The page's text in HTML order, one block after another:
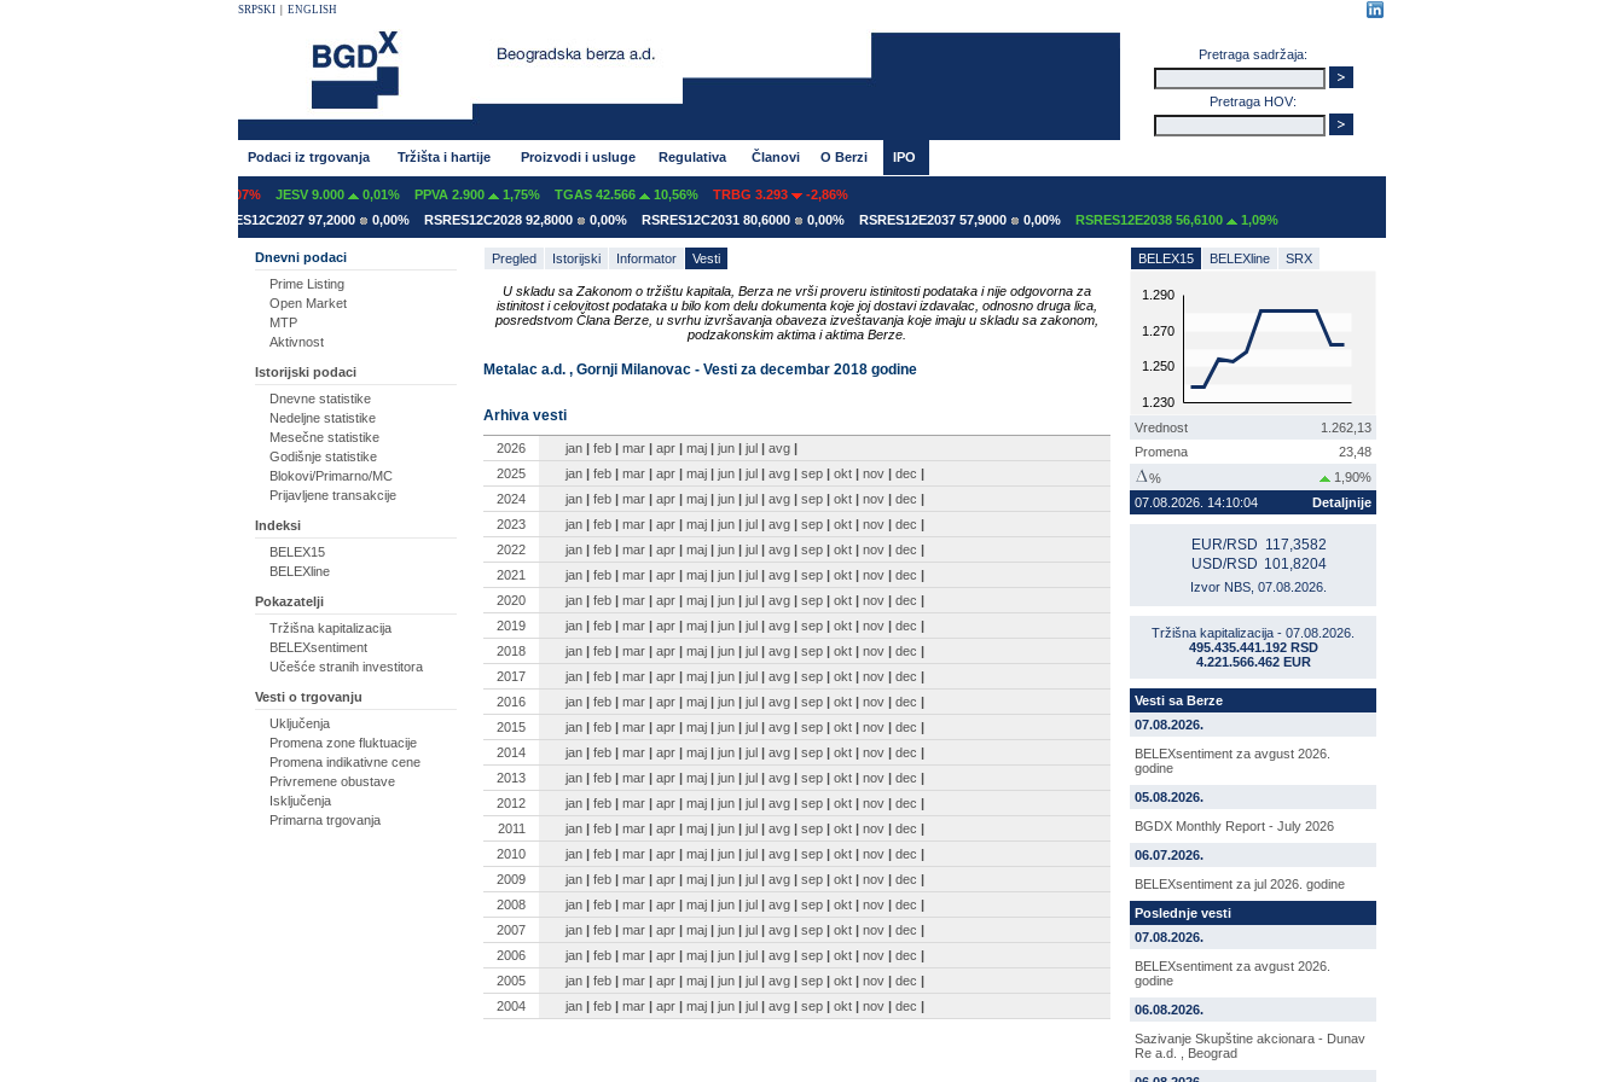
SRPSKI ENGLISH
Pretraga sadržaja:
Pretraga HOV:
Podaci iz trgovanja Tržišta i hartije Proizvodi i usluge Regulativa Članovi O Berzi IPO
-0,07% JESV 9.000 0,01% PPVA 2.900 1,75% TGAS 42.566 10,56% TRBG 3.293
-2,86%
RSRES12C2027 97,2000 0,00% RSRES12C2028 92,8000 0,00% RSRES12C2031 80,6000 0,00% RSRES12E2037 57,9000 0,00% RSRES12E2038 56,6100 1,09%
Dnevni podaci
Prime Listing
Open Market
MTP
Aktivnost
Istorijski podaci
Dnevne statistike
Nedeljne statistike
Mesečne statistike
Godišnje statistike
Blokovi/Primarno/MC
Prijavljene transakcije
Indeksi
BELEX15
BELEXline
Pokazatelji
Tržišna kapitalizacija
BELEXsentiment
Učešće stranih investitora
Vesti o trgovanju
Uključenja
Promena zone fluktuacije
Promena indikativne cene
Privremene obustave
Isključenja
Primarna trgovanja
Pregled Istorijski Informator Vesti
U skladu sa Zakonom o tržištu kapitala, Berza ne vrši proveru istinitosti podataka i nije odgovorna za
istinitost i celovitost podataka u bilo kom delu dokumenta koje joj dostavi izdavalac, odnosno druga lica,
posredstvom Člana Berze, u svrhu izvršavanja obaveza izveštavanja koje imaju u skladu sa zakonom,
podzakonskim aktima i aktima Berze.
Metalac a.d. , Gornji Milanovac - Vesti za decembar 2018 godine
Arhiva vesti
2026 jan | feb | mar | apr | maj | jun | jul | avg |
2025
jan | feb | mar | apr | maj | jun | jul | avg | sep | okt | nov | dec |
2024
jan | feb | mar | apr | maj | jun | jul | avg | sep | okt | nov | dec |
2023
jan | feb | mar | apr | maj | jun | jul | avg | sep | okt | nov | dec |
2022
jan | feb | mar | apr | maj | jun | jul | avg | sep | okt | nov | dec |
2021
jan | feb | mar | apr | maj | jun | jul | avg | sep | okt | nov | dec |
2020
jan | feb | mar | apr | maj | jun | jul | avg | sep | okt | nov | dec |
2019
jan | feb | mar | apr | maj | jun | jul | avg | sep | okt | nov | dec |
2018
jan | feb | mar | apr | maj | jun | jul | avg | sep | okt | nov | dec |
2017
jan | feb | mar | apr | maj | jun | jul | avg | sep | okt | nov | dec |
2016
jan | feb | mar | apr | maj | jun | jul | avg | sep | okt | nov | dec |
2015
jan | feb | mar | apr | maj | jun | jul | avg | sep | okt | nov | dec |
2014
jan | feb | mar | apr | maj | jun | jul | avg | sep | okt | nov | dec |
2013
jan | feb | mar | apr | maj | jun | jul | avg | sep | okt | nov | dec |
2012
jan | feb | mar | apr | maj | jun | jul | avg | sep | okt | nov | dec |
2011
jan | feb | mar | apr | maj | jun | jul | avg | sep | okt | nov | dec |
2010
jan | feb | mar | apr | maj | jun | jul | avg | sep | okt | nov | dec |
2009
jan | feb | mar | apr | maj | jun | jul | avg | sep | okt | nov | dec |
2008
jan | feb | mar | apr | maj | jun | jul | avg | sep | okt | nov | dec |
2007
jan | feb | mar | apr | maj | jun | jul | avg | sep | okt | nov | dec |
2006
jan | feb | mar | apr | maj | jun | jul | avg | sep | okt | nov | dec |
2005
jan | feb | mar | apr | maj | jun | jul | avg | sep | okt | nov | dec |
2004
jan | feb | mar | apr | maj | jun | jul | avg | sep | okt | nov | dec |
BELEX15 BELEXline SRX
1.230
1.250
1.270
1.290
Vrednost
1.262,13
Promena
23,48
%
1,90%
07.08.2026. 14:10:04
Detaljnije
EUR/RSD 117,3582
USD/RSD 101,8204
Izvor NBS, 07.08.2026.
Tržišna kapitalizacija - 07.08.2026.
495.435.441.192 RSD
4.221.566.462 EUR
Vesti sa Berze
07.08.2026.
BELEXsentiment za avgust 2026.
godine
05.08.2026.
BGDX Monthly Report - July 2026
06.07.2026.
BELEXsentiment za jul 2026. godine
Poslednje vesti
07.08.2026.
BELEXsentiment za avgust 2026.
godine
06.08.2026.
Sazivanje Skupštine akcionara - Dunav
Re a.d. , Beograd